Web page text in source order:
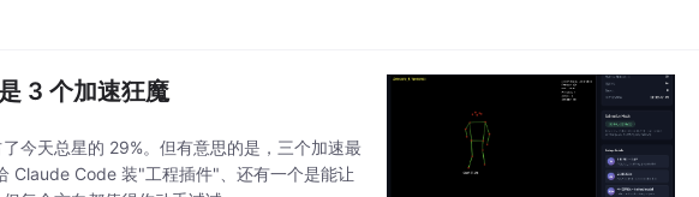
3 个加速狂魔
今天总星的 29%。但有意思的是，三个加速最
Code 装"工程插件"、还有一个是能让